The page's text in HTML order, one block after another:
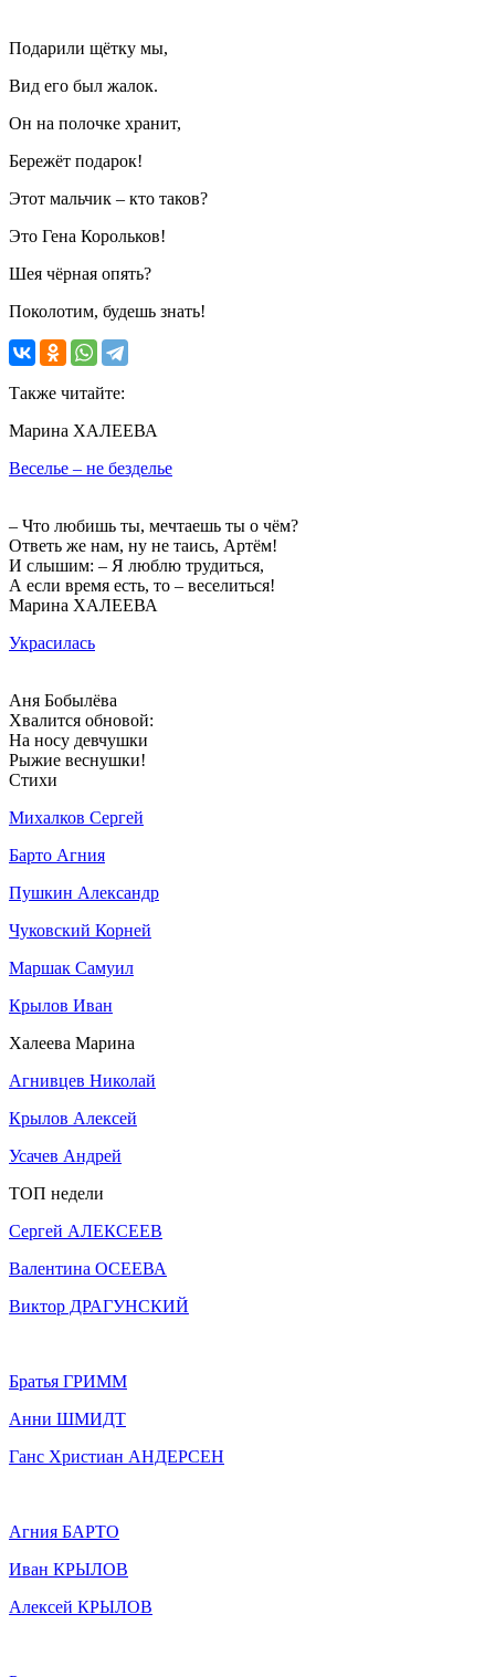
Подарили щётку мы,
Вид его был жалок.
Он на полочке хранит,
Бережёт подарок!
Этот мальчик – кто таков?
Это Гена Корольков!
Шея чёрная опять?
Поколотим, будешь знать!
Также читайте:
Марина ХАЛЕЕВА
Веселье – не безделье
– Что любишь ты, мечтаешь ты о чём?
Ответь же нам, ну не таись, Артём!
И слышим: – Я люблю трудиться,
А если время есть, то – веселиться!
Марина ХАЛЕЕВА
Украсилась
Аня Бобылёва
Хвалится обновой:
На носу девчушки
Рыжие веснушки!
Стихи
Михалков Сергей
Барто Агния
Пушкин Александр
Чуковский Корней
Маршак Самуил
Крылов Иван
Халеева Марина
Агнивцев Николай
Крылов Алексей
Усачев Андрей
ТОП недели
Сергей АЛЕКСЕЕВ
Валентина ОСЕЕВА
Виктор ДРАГУНСКИЙ
Братья ГРИММ
Анни ШМИДТ
Ганс Христиан АНДЕРСЕН
Агния БАРТО
Иван КРЫЛОВ
Алексей КРЫЛОВ